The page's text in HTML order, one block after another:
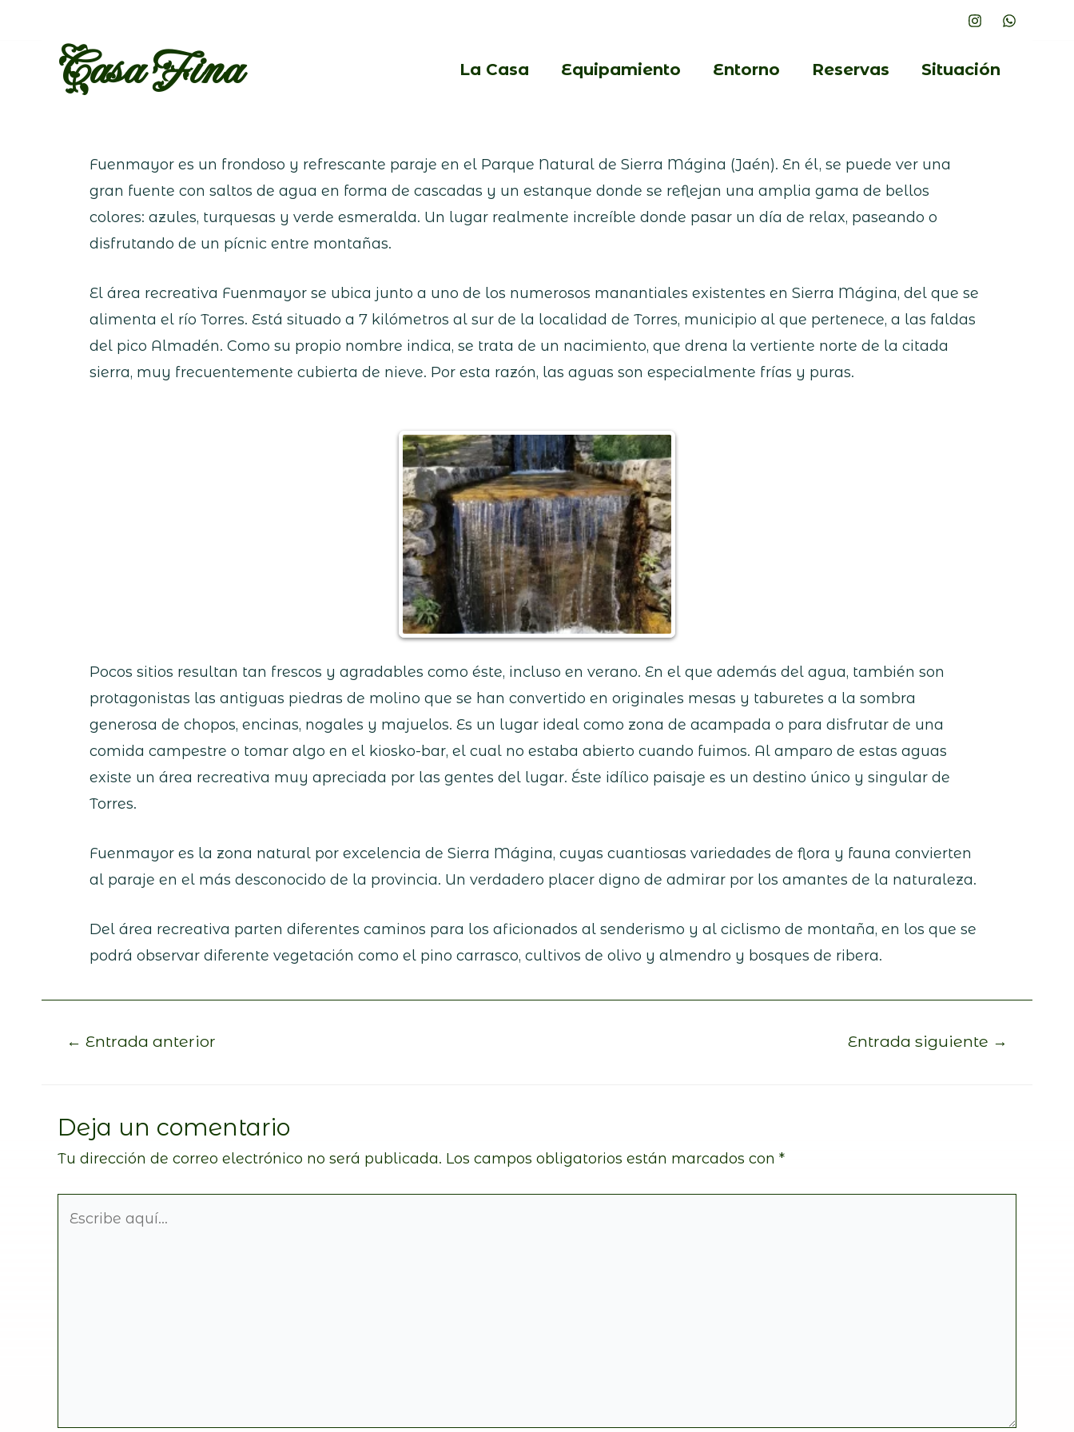
Casa Fina La Casa Equipamiento Entorno Reservas Situación
Fuenmayor es un frondoso y refrescante paraje en el Parque Natural de Sierra Mágina (Jaén). En él, se puede ver una
gran fuente con saltos de agua en forma de cascadas y un estanque donde se reflejan una amplia gama de bellos
colores: azules, turquesas y verde esmeralda. Un lugar realmente increíble donde pasar un día de relax, paseando o
disfrutando de un pícnic entre montañas.
El área recreativa Fuenmayor se ubica junto a uno de los numerosos manantiales existentes en Sierra Mágina, del que se
alimenta el río Torres. Está situado a 7 kilómetros al sur de la localidad de Torres, municipio al que pertenece, a las faldas
del pico Almadén. Como su propio nombre indica, se trata de un nacimiento, que drena la vertiente norte de la citada
sierra, muy frecuentemente cubierta de nieve. Por esta razón, las aguas son especialmente frías y puras.
Pocos sitios resultan tan frescos y agradables como éste, incluso en verano. En el que además del agua, también son
protagonistas las antiguas piedras de molino que se han convertido en originales mesas y taburetes a la sombra
generosa de chopos, encinas, nogales y majuelos. Es un lugar ideal como zona de acampada o para disfrutar de una
comida campestre o tomar algo en el kiosko-bar, el cual no estaba abierto cuando fuimos. Al amparo de estas aguas
existe un área recreativa muy apreciada por las gentes del lugar. Éste idílico paisaje es un destino único y singular de
Torres.
Fuenmayor es la zona natural por excelencia de Sierra Mágina, cuyas cuantiosas variedades de flora y fauna convierten
al paraje en el más desconocido de la provincia. Un verdadero placer digno de admirar por los amantes de la naturaleza.
Del área recreativa parten diferentes caminos para los aficionados al senderismo y al ciclismo de montaña, en los que se
podrá observar diferente vegetación como el pino carrasco, cultivos de olivo y almendro y bosques de ribera.
← Entrada anterior Entrada siguiente →
Deja un comentario
Tu dirección de correo electrónico no será publicada. Los campos obligatorios están marcados con *